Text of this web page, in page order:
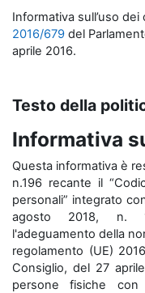
Informativa sull’uso
2016/679 del
aprile 2016.
Testo della
Informativa
Questa informativa è
n.196 recante il
personali” integrato
agosto 2018, n.
l'adeguamento della
regolamento (UE)
Consiglio, del 27
persone fisiche